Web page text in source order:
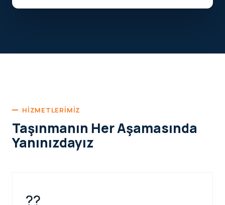
HIZMETLERIMIZ
Taşınmanın Her Aşamasında
Yanınızdayız
??